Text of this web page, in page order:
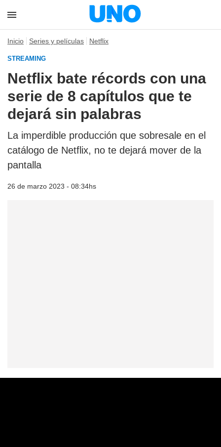
Inicio Series y películas Netflix
STREAMING
Netflix bate récords con una
serie de 8 capítulos que te
dejará sin palabras
La imperdible producción que sobresale en el
catálogo de Netflix, no te dejará mover de la
pantalla
26 de marzo 2023 - 08:34hs